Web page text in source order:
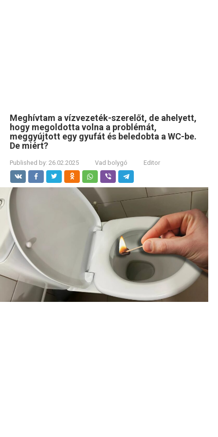
Meghívtam a vízvezeték-szerelőt, de ahelyett,
hogy megoldotta volna a problémát,
meggyújtott egy gyufát és beledobta a WC-be.
De miért?
Published by: 26.02.2025 Vad bolygó Editor